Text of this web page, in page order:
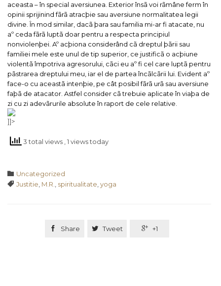
aceasta – în special aversiunea. Exterior însã voi rãmâne ferm în
opinii sprijinind fãrã atracþie sau aversiune normalitatea legii
divine. În mod similar, dacã þara sau familia mi-ar fi atacate, nu
aº ceda fãrã luptã doar pentru a respecta principiul
nonviolenþei. Aº acþiona considerând cã dreptul þãrii sau
familiei mele este unul de tip superior, ce justificã o acþiune
violentã împotriva agresorului, cãci eu aº fi cel care luptã pentru
pãstrarea dreptului meu, iar el de partea încãlcãrii lui. Evident aº
face-o cu aceastã intenþie, pe cât posibil fãrã urã sau aversiune
faþã de atacator. Astfel consider cã trebuie aplicate în viaþa de
zi cu zi adevãrurile absolute în raport de cele relative.
]]>
3 total views , 1 views today
 Category
Uncategorized
 Tags
Justitie M.R. spiritualitate yoga
 Share  Tweet  +1